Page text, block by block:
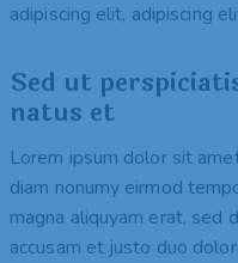
adipiscing elit, adipiscing
Sed ut
natus et
Lorem ipsum dolor sit
diam nonumy eirmod
magna aliquyam erat, sed
accusam et justo duo